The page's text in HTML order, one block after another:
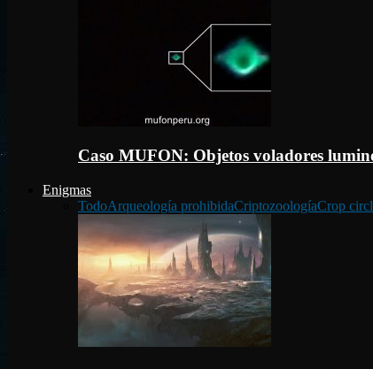
Caso MUFON: Objetos voladores
Enigmas
TodoArqueología prohibidaCriptozoologíaCrop